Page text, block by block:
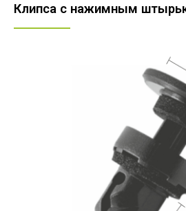
Клипса с нажимным